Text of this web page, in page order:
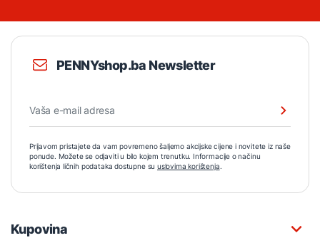
PENNYshop.ba Newsletter
Prijavom pristajete da vam povremeno šaljemo akcijske cijene i novitete iz naše
ponude. Možete se odjaviti u bilo kojem trenutku. Informacije o načinu
korištenja ličnih podataka dostupne su uslovima korištenja.
Kupovina